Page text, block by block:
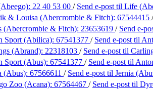
22 40 53 00 / Send e-post til Life
& Louisa (Abercrombie & Fitch): 67544415
(Abercrombie & Fitch): 23653619 / Send e-
Sport (Abilica): 67541377 / Send e-post til
(Abrand): 22318103 / Send e-post til
Sport (Abus): 67541377 / Send e-post til
(Abus): 67566611 / Send e-post til Jernia
Zoo (Acana): 67564467 / Send e-post til